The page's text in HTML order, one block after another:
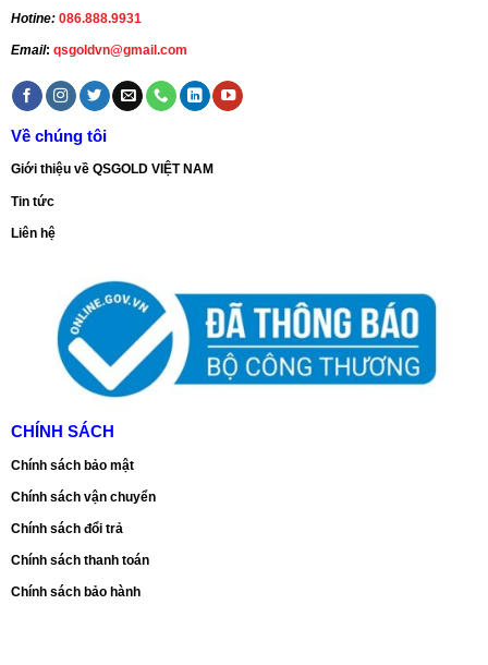
Hotine: 086.888.9931
Email: qsgoldvn@gmail.com
Về chúng tôi
Giới thiệu về QSGOLD VIỆT NAM
Tin tức
Liên hệ
CHÍNH SÁCH
Chính sách bảo mật
Chính sách vận chuyển
Chính sách đổi trả
Chính sách thanh toán
Chính sách bảo hành